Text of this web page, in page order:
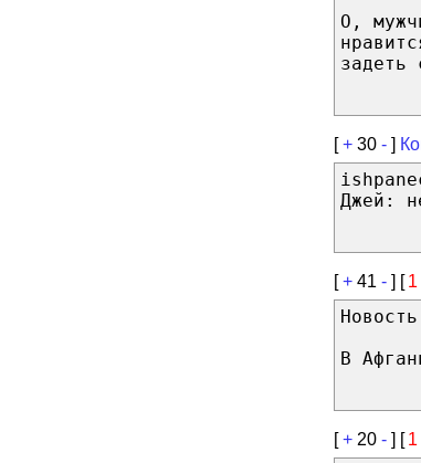
О,
задеть
[+ 30 - ]
Джей:
[+ 41 - ] [ 1
В
[+ 20 - ] [ 1